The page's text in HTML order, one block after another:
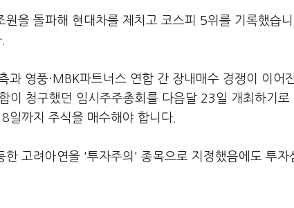
원을 돌파해 현대차를 제치고 코스피 5위를 기록했습
과 영풍·MBK파트너스 연합 간 장내매수 경쟁이 이어
이 청구했던 임시주주총회를 다음달 23일 개최하기로
일까지 주식을 매수해야 합니다.
한 고려아연을 '투자주의' 종목으로 지정했음에도 투